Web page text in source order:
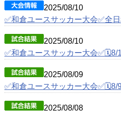
2025/08/10
✅和倉ユースサッカー大会✅全
2025/08/10
✅和倉ユースサッカー大会✅🗓️8/
2025/08/09
✅和倉ユースサッカー大会✅🗓️8/
2025/08/08